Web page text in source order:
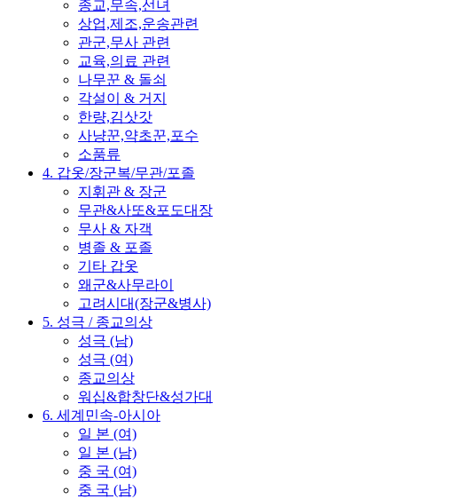
종교,무속,선녀
상업,제조,운송관련
관군,무사 관련
교육,의료 관련
나무꾼 & 돌쇠
각설이 & 거지
한량,김삿갓
사냥꾼,약초꾼,포수
소품류
4. 갑옷/장군복/무관/포졸
지휘관 & 장군
무관&사또&포도대장
무사 & 자객
병졸 & 포졸
기타 갑옷
왜군&사무라이
고려시대(장군&병사)
5. 성극 / 종교의상
성극 (남)
성극 (여)
종교의상
워십&합창단&성가대
6. 세계민속-아시아
일 본 (여)
일 본 (남)
중 국 (여)
중 국 (남)